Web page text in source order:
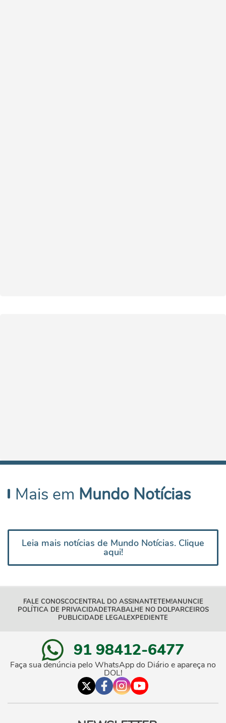
Mais em Mundo Notícias
Leia mais notícias de Mundo Notícias. Clique
aqui!
FALE CONOSCOCENTRAL DO ASSINANTETEM!ANUNCIE
POLÍTICA DE PRIVACIDADETRABALHE NO DOLPARCEIROS
PUBLICIDADE LEGALEXPEDIENTE
91 98412-6477
Faça sua denúncia pelo WhatsApp do Diário e apareça no
DOL!